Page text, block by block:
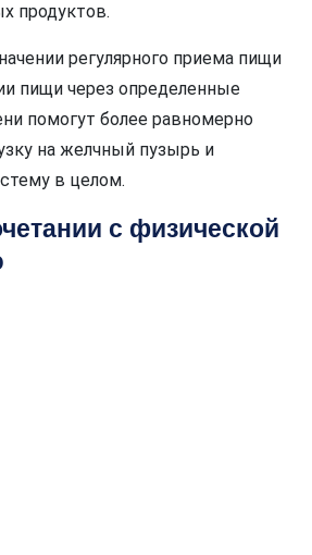
продуктов.
регулярного приема пищи
пищи через определенные
помогут более равномерно
на желчный пузырь и
в целом.
с физической